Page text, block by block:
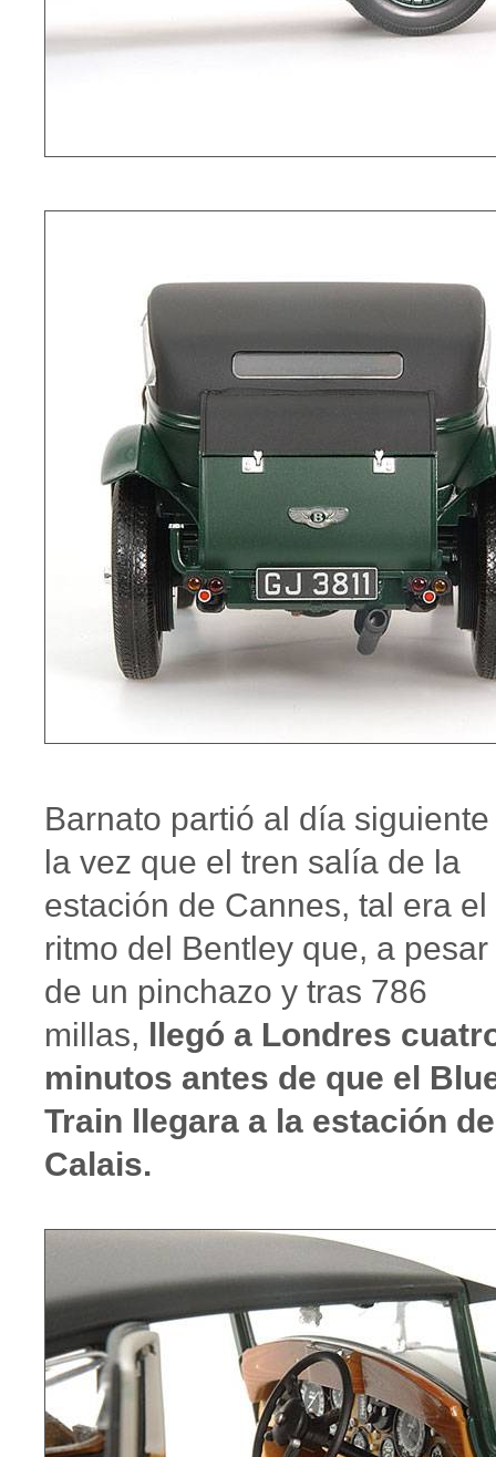
Barnato partió al día
la vez que el tren salía de la
estación de Cannes, tal era el
ritmo del Bentley que, a pesar
de un pinchazo y tras 786
millas, llegó a Londres
minutos antes de que el
Train llegara a la estación de
Calais.